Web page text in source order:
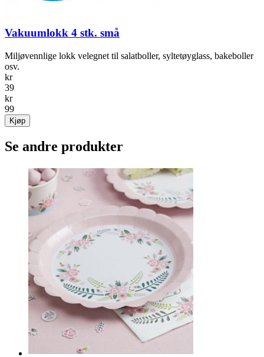
Vakuumlokk 4 stk. små
Miljøvennlige lokk velegnet til salat­boller, sylte­tøyglass, bakeboller
osv.
kr
39
kr
99
Kjøp
Se andre produkter